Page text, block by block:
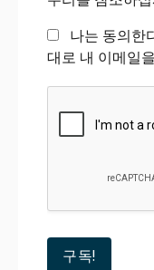
나는 동의한
대로 내 이메일